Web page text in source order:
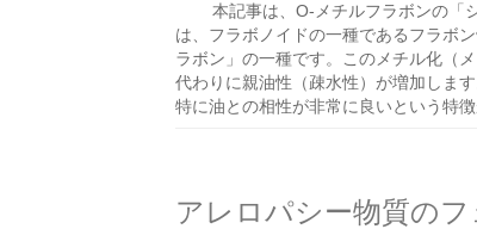
本記事は、O-メチルフラボンの「
は、フラボノイドの一種であるフラボ
ラボン」の一種です。このメチル化（
代わりに親油性（疎水性）が増加しま
特に油との相性が非常に良いという特徴
アレロパシー物質の